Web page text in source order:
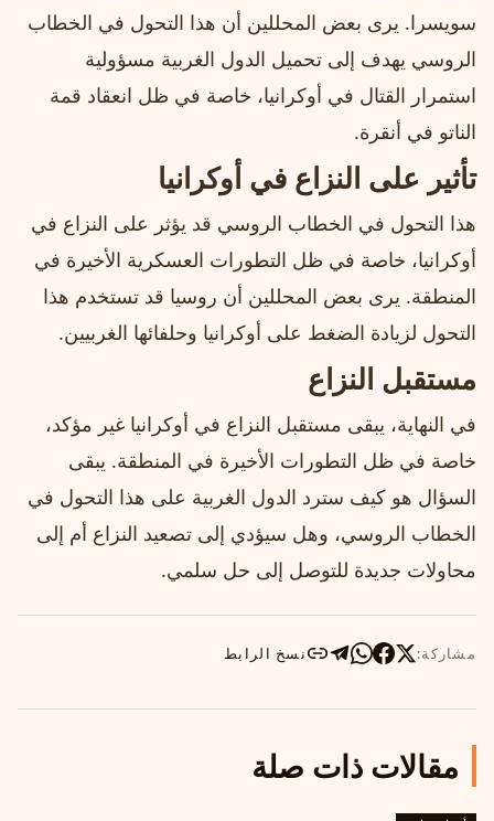
سويسرا. يرى بعض المحللين أن هذا التحول في الخطاب
الروسي يهدف إلى تحميل الدول الغربية مسؤولية
استمرار القتال في أوكرانيا، خاصة في ظل انعقاد قمة
الناتو في أنقرة.
تأثير على النزاع في أوكرانيا
هذا التحول في الخطاب الروسي قد يؤثر على النزاع في
أوكرانيا، خاصة في ظل التطورات العسكرية الأخيرة في
المنطقة. يرى بعض المحللين أن روسيا قد تستخدم هذا
التحول لزيادة الضغط على أوكرانيا وحلفائها الغربيين.
مستقبل النزاع
في النهاية، يبقى مستقبل النزاع في أوكرانيا غير مؤكد،
خاصة في ظل التطورات الأخيرة في المنطقة. يبقى
السؤال هو كيف سترد الدول الغربية على هذا التحول في
الخطاب الروسي، وهل سيؤدي إلى تصعيد النزاع أم إلى
محاولات جديدة للتوصل إلى حل سلمي.
مشاركة: نسخ الرابط
مقالات ذات صلة